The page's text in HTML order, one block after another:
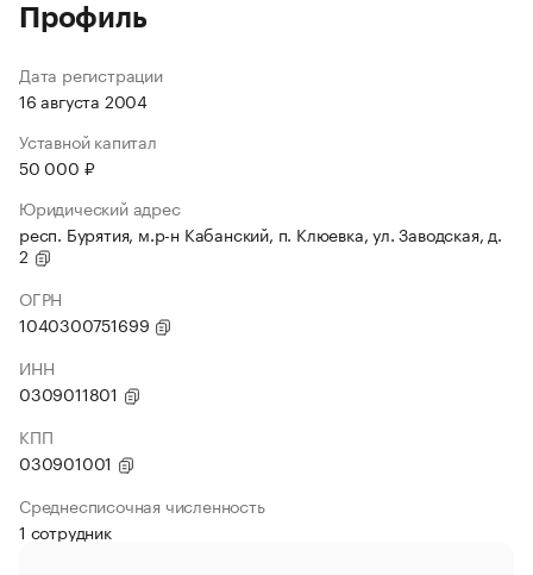
Профиль
Дата регистрации
16 августа 2004
Уставной капитал
50 000 ₽
Юридический адрес
респ. Бурятия, м.р-н Кабанский, п. Клюевка, ул. Заводская, д.
2
ОГРН
1040300751699
ИНН
0309011801
КПП
030901001
Среднесписочная численность
1 сотрудник